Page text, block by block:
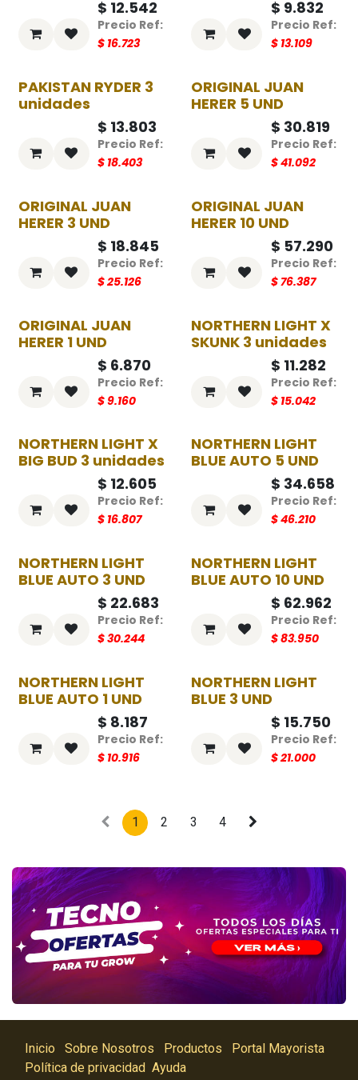
$ 12.542
$ 16.723
$ 9.832
$ 13.109
-25%
PAKISTAN RYDER 3
unidades
$ 13.803
$ 18.403
ORIGINAL JUAN
HERER 5 UND
$ 30.819
$41.092
ORIGINAL JUAN
HERER 3 UND
$ 18.845
$25.126
ORIGINAL JUAN
HERER 10 UND
$ 57.290
$76.387
ORIGINAL JUAN
HERER 1 UND
$ 6.870
$9.160
-25%
NORTHERN LIGHT X
SKUNK 3 unidades
$ 11.282
$ 15.042
-25%
NORTHERN LIGHT X
BIG BUD 3 unidades
$ 12.605
$ 16.807
-25%
NORTHERN LIGHT
BLUE AUTO 5 UND
$ 34.658
$46.210
-25%
NORTHERN LIGHT
BLUE AUTO 3 UND
$ 22.683
$30.244
-25%
NORTHERN LIGHT
BLUE AUTO 10 UND
$ 62.962
$83.950
-25%
NORTHERN LIGHT
BLUE AUTO 1 UND
$ 8.187
$ 10.916
-25%
NORTHERN LIGHT
BLUE 3 UND
$ 15.750
$21.000
1 2 3 4
Inicio Sobre Nosotros Productos
Portal Mayorista
Política de privacidad Ayuda